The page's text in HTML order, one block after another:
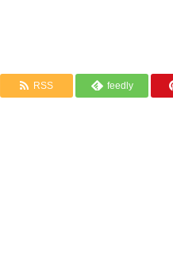
RSS feedly